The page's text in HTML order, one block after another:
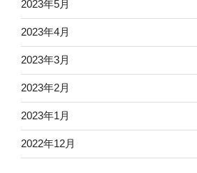
2023年5月
2023年4月
2023年3月
2023年2月
2023年1月
2022年12月